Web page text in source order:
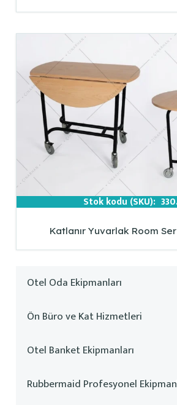
Stok kodu (SKU):
Katlanır Yuvarlak Room
Otel Oda Ekipmanları
Ön Büro ve Kat Hizmetleri
Otel Banket Ekipmanları
Rubbermaid Profesyonel